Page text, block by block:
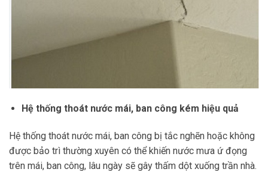
Hệ thống thoát nước mái, ban công kém hiệu quả
Hệ thống thoát nước mái, ban công bị tắc nghẽn hoặc không
được bảo trì thường xuyên có thể khiến nước mưa ứ đọng
trên mái, ban công, lâu ngày sẽ gây thấm dột xuống trần nhà.